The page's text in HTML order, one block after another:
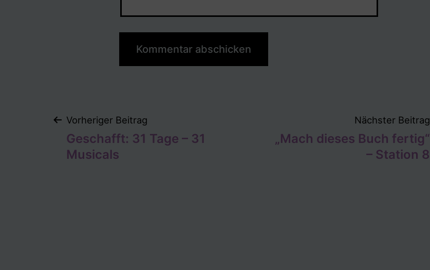
Beitragsnavigation
Vorheriger Beitrag
Geschafft: 31 Tage – 31
Musicals
Nächster Beitrag
„Mach dieses Buch fertig“
– Station 8